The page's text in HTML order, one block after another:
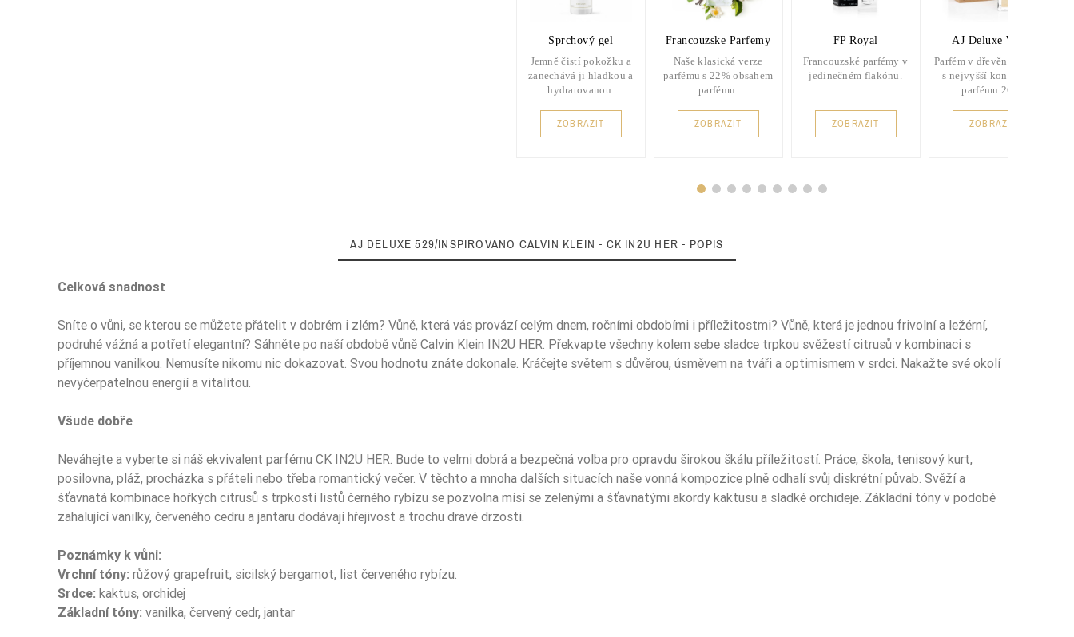
Sprchový gel
Jemně čistí pokožku a
zanechává ji hladkou a
hydratovanou.
ZOBRAZIT
Francouzske Parfemy
Naše klasická verze
parfému s 22% obsahem
parfému.
ZOBRAZIT
FP Royal
Francouzské parfémy v
jedinečném flakónu.
ZOBRAZIT
AJ Deluxe Wood
Parfém v dřevěném balení
s nejvyšší koncentrací
parfému 26%.
ZOBRAZIT
AJ DELUXE 529/INSPIROVÁNO CALVIN KLEIN - CK IN2U HER - POPIS
Celková snadnost
Sníte o vůni, se kterou se můžete přátelit v dobrém i zlém? Vůně, která vás provází celým dnem, ročními obdobími i příležitostmi? Vůně, která je jednou frivolní a ležérní,
podruhé vážná a potřetí elegantní? Sáhněte po naší obdobě vůně Calvin Klein IN2U HER. Překvapte všechny kolem sebe sladce trpkou svěžestí citrusů v kombinaci s
příjemnou vanilkou. Nemusíte nikomu nic dokazovat. Svou hodnotu znáte dokonale. Kráčejte světem s důvěrou, úsměvem na tváři a optimismem v srdci. Nakažte své okolí
nevyčerpatelnou energií a vitalitou.
Všude dobře
Neváhejte a vyberte si náš ekvivalent parfému CK IN2U HER. Bude to velmi dobrá a bezpečná volba pro opravdu širokou škálu příležitostí. Práce, škola, tenisový kurt,
posilovna, pláž, procházka s přáteli nebo třeba romantický večer. V těchto a mnoha dalších situacích naše vonná kompozice plně odhalí svůj diskrétní půvab. Svěží a
šťavnatá kombinace hořkých citrusů s trpkostí listů černého rybízu se pozvolna mísí se zelenými a šťavnatými akordy kaktusu a sladké orchideje. Základní tóny v podobě
zahalující vanilky, červeného cedru a jantaru dodávají hřejivost a trochu dravé drzosti.
Poznámky k vůni:
Vrchní tóny: růžový grapefruit, sicilský bergamot, list červeného rybízu.
Srdce: kaktus, orchidej
Základní tóny: vanilka, červený cedr, jantar
Zaperfumowanie 26%
Ean13